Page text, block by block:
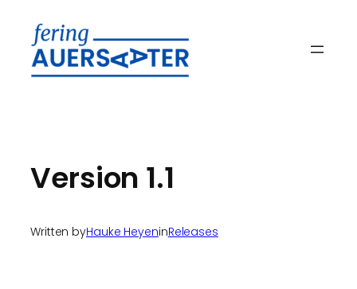
content
Version 1.1
Written byHauke HeyeninReleases